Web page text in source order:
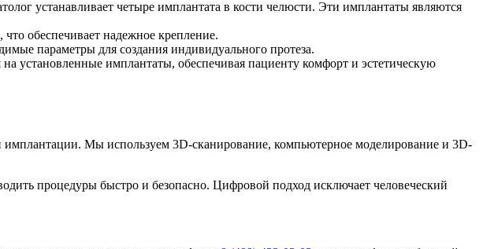
устанавливает четыре имплантата в кости челюсти. Эти имплантаты являются
обеспечивает надежное крепление.
параметры для создания индивидуального протеза.
установленные имплантаты, обеспечивая пациенту комфорт и эстетическую
Мы используем 3D-сканирование, компьютерное моделирование и 3D-
процедуры быстро и безопасно. Цифровой подход исключает человеческий